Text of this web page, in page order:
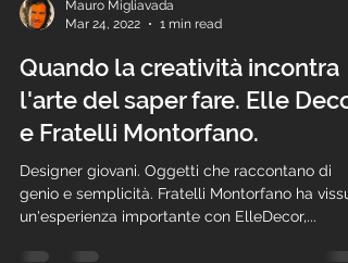
Mauro Migliavada
Mar 24, 2022
1 min read
Quando la creatività incontra
l'arte del saper fare. Elle Decor
e Fratelli Montorfano.
Designer giovani. Oggetti che raccontano di
genio e semplicità. Fratelli Montorfano ha
un'esperienza importante con ElleDecor,...